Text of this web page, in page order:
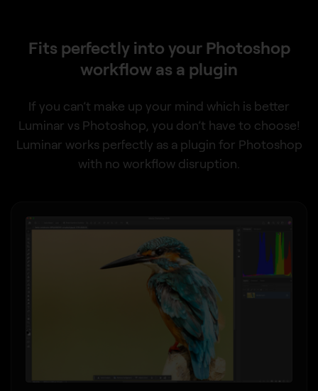
Fits perfectly into your Photoshop
workflow as a plugin
If you can’t make up your mind which is better
Luminar vs Photoshop, you don’t have to choose!
Luminar works perfectly as a plugin for Photoshop
with no workflow disruption.